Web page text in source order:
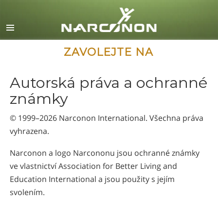
English
Dansk
Deutsch
Español
Hebrew
Italiano
日本語 (Japanese)
ZAVOLEJTE NA
Autorská práva a ochranné
známky
© 1999–2026 Narconon International. Všechna práva
vyhrazena.
Narconon a logo Narcononu jsou ochranné známky
ve vlastnictví Association for Better Living and
Education International a jsou použity s jejím
svolením.